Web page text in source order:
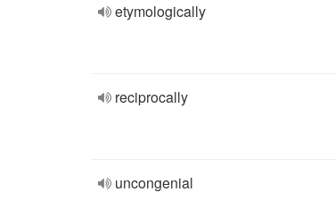
etymologically
reciprocally
uncongenial